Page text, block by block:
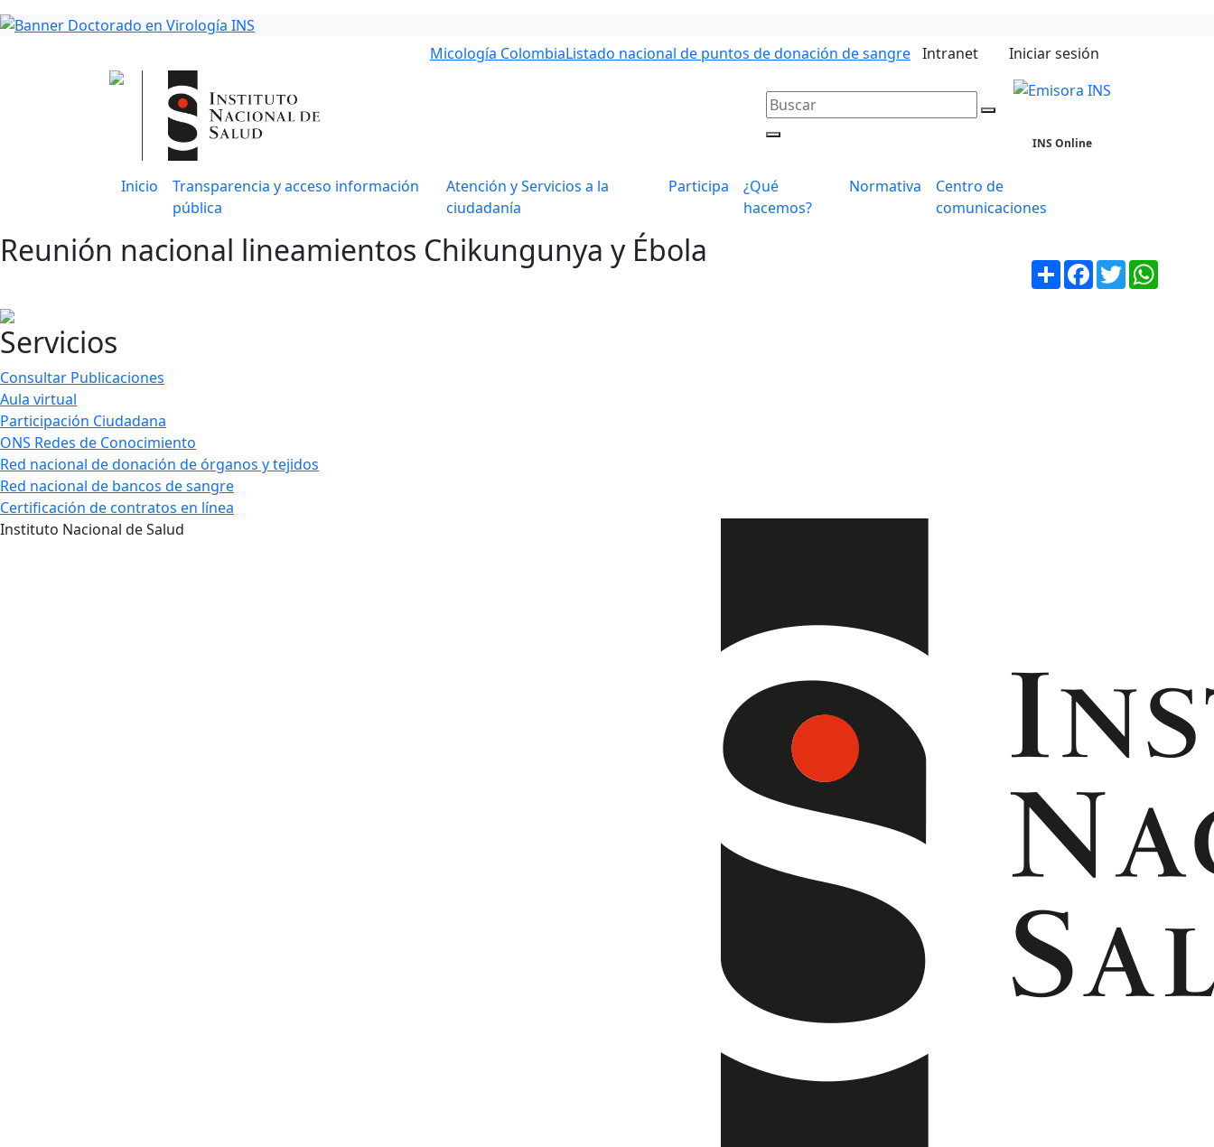
Micología ColombiaListado nacional de puntos de donación de sangre Intranet Iniciar sesión
INS Online
Inicio
Transparencia y acceso información
pública
Atención y Servicios a la
ciudadanía
Participa
¿Qué
hacemos?
Normativa
Centro de
comunicaciones
Reunión nacional lineamientos Chikungunya y Ébola Compartir
Facebook
Twitter
Servicios
Consultar Publicaciones
Aula virtual
Participación Ciudadana
ONS Redes de Conocimiento
Red nacional de donación de órganos y tejidos
Red nacional de bancos de sangre
Certificación de contratos en línea
Instituto Nacional de Salud